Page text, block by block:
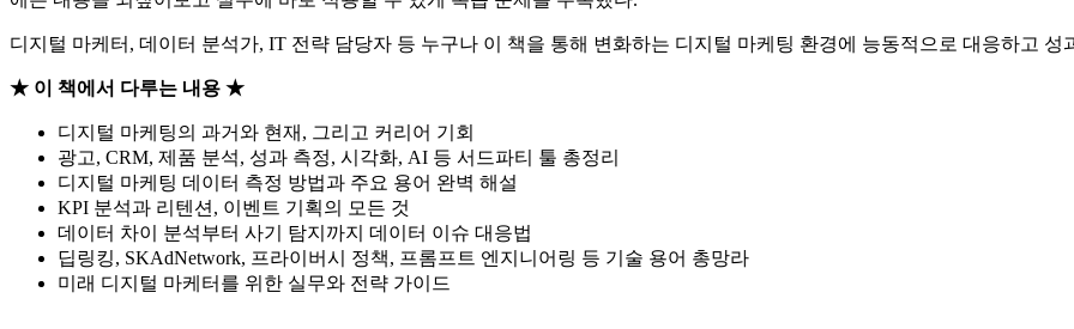
디지털 마케터, 데이터 분석가, IT 전략 담당자 등 누구나 이 책을 통해 변화하는 디지털 마케팅 환경에 능동적으로 대응하고
★ 이 책에서 다루는 내용 ★
디지털 마케팅의 과거와 현재, 그리고 커리어 기회
광고, CRM, 제품 분석, 성과 측정, 시각화, AI 등 서드파티 툴 총정리
디지털 마케팅 데이터 측정 방법과 주요 용어 완벽 해설
KPI 분석과 리텐션, 이벤트 기획의 모든 것
데이터 차이 분석부터 사기 탐지까지 데이터 이슈 대응법
딥링킹, SKAdNetwork, 프라이버시 정책, 프롬프트 엔지니어링 등 기술 용어 총망라
미래 디지털 마케터를 위한 실무와 전략 가이드